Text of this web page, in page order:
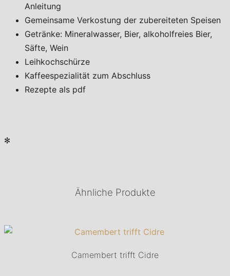
Anleitung
Gemeinsame Verkostung der zubereiteten Speisen
Getränke: Mineralwasser, Bier, alkoholfreies Bier,
Säfte, Wein
Leihkochschürze
Kaffeespezialität zum Abschluss
Rezepte als pdf
✻
Ähnliche Produkte
Camembert trifft Cidre